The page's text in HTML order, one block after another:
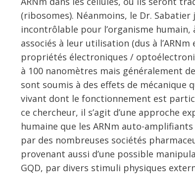
(ribosomes). Néanmoins, le Dr.
incontrôlable pour l’organisme
associés à leur utilisation (dus à
propriétés électroniques /
à 100 nanomètres mais généralement
sont soumis à des effets de mécanique
vivant dont le fonctionnement est
ce chercheur, il s’agit d’une approche
humaine que les ARNm auto-
par des nombreuses sociétés
provenant aussi d’une possible
GQD, par divers stimuli physiques